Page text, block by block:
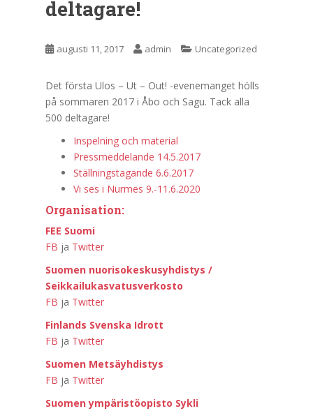
deltagare!
augusti 11, 2017 admin Uncategorized
Det första Ulos – Ut – Out! -evenemanget hölls
på sommaren 2017 i Åbo och Sagu. Tack alla
500 deltagare!
Inspelning och material
Pressmeddelande 14.5.2017
Ställningstagande 6.6.2017
Vi ses i Nurmes 9.-11.6.2020
Organisation:
FEE Suomi
FB ja Twitter
Suomen nuorisokeskusyhdistys /
Seikkailukasvatusverkosto
FB ja Twitter
Finlands Svenska Idrott
FB ja Twitter
Suomen Metsäyhdistys
FB ja Twitter
Suomen ympäristöopisto Sykli